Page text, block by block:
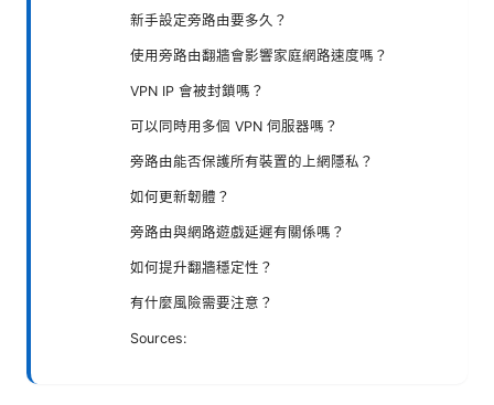
新手設定旁路由要多久？
使用旁路由翻牆會影響家庭網路速度嗎？
VPN IP 會被封鎖嗎？
可以同時用多個 VPN 伺服器嗎？
旁路由能否保護所有裝置的上網隱私？
如何更新韌體？
旁路由與網路遊戲延遲有關係嗎？
如何提升翻牆穩定性？
有什麼風險需要注意？
Sources: